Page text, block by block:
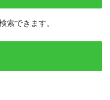
索できます。